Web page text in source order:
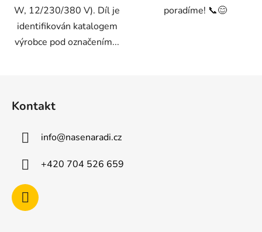
W, 12/230/380 V). Díl je
identifikován katalogem
výrobce pod označením...
poradíme! 📞😊
Kontakt
info@nasenaradi.cz
+420 704 526 659